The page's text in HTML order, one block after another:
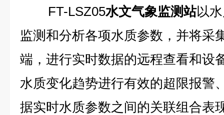
FT-LSZ05水文气象监测站以
监测和分析各项水质参数，并将采
端，进行实时数据的远程查看和设
水质变化趋势进行有效的超限报警
据实时水质参数之间的关联组合表